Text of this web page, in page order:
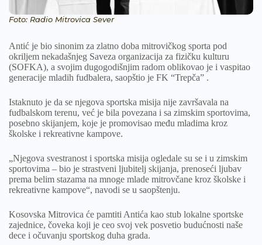
Foto: Radio Mitrovica Sever
Antić je bio sinonim za zlatno doba mitrovičkog sporta pod
okriljem nekadašnjeg Saveza organizacija za fizičku kulturu
(SOFKA), a svojim dugogodišnjim radom oblikovao je i vaspitao
generacije mladih fudbalera, saopštio je FK “Trepča” .
Istaknuto je da se njegova sportska misija nije završavala na
fudbalskom terenu, već je bila povezana i sa zimskim sportovima,
posebno skijanjem, koje je promovisao među mladima kroz
školske i rekreativne kampove.
„Njegova svestranost i sportska misija ogledale su se i u zimskim
sportovima – bio je strastveni ljubitelj skijanja, prenoseći ljubav
prema belim stazama na mnoge mlade mitrovčane kroz školske i
rekreativne kampove“, navodi se u saopštenju.
Kosovska Mitrovica će pamtiti Antića kao stub lokalne sportske
zajednice, čoveka koji je ceo svoj vek posvetio budućnosti naše
dece i očuvanju sportskog duha grada.